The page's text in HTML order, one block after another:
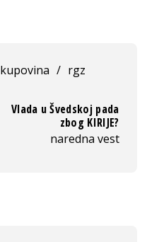
kupovina / rgz
Vlada u Švedskoj pada
zbog KIRIJE?
naredna vest